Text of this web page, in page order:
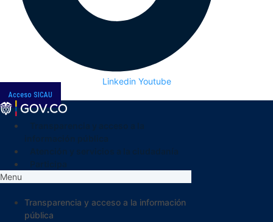
Linkedin Youtube
Acceso SICAU
Menu
Transparencia y acceso a la información
pública